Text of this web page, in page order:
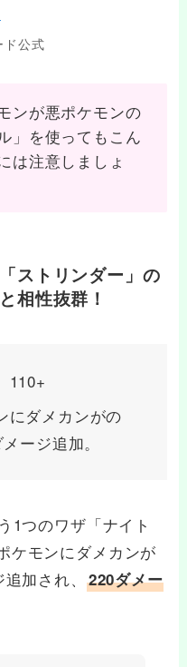
ド公式
ンが悪ポケモンの
」を使ってもこん
は注意しましょ
ストリンダー」の
相性抜群！
にダメカンがの
ージ追加。
1つのワザ「ナイト
ケモンにダメカンが
加され、
220ダメー